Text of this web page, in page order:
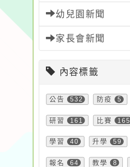
幼兒園新聞
家長會新聞
內容標籤
公告 532 防疫 5
研習 161 比賽 165
學習 40 升學 59
報名 64 教學 8